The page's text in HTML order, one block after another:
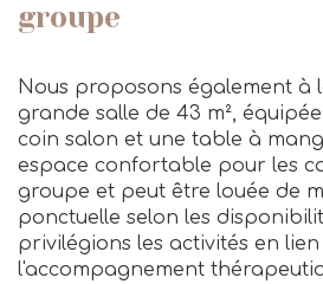
groupe
Nous proposons également à
grande salle de 43 m²,
coin salon et une table à
espace confortable pour les
groupe et peut être louée de
ponctuelle selon les
privilégions les activités en
l'accompagnement